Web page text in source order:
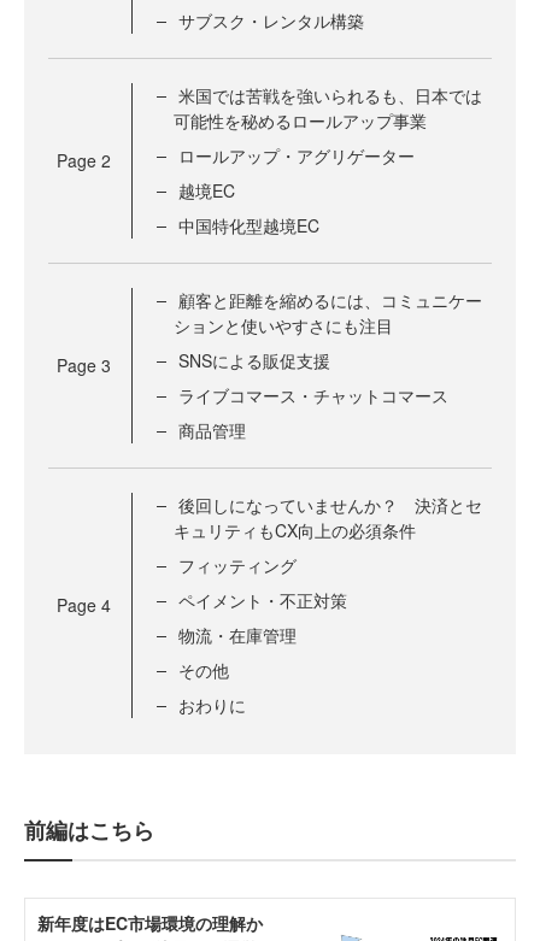
サブスク・レンタル構築
Page 2
米国では苦戦を強いられるも、日本では
可能性を秘めるロールアップ事業
ロールアップ・アグリゲーター
越境EC
中国特化型越境EC
Page 3
顧客と距離を縮めるには、コミュニケー
ションと使いやすさにも注目
SNSによる販促支援
ライブコマース・チャットコマース
商品管理
Page 4
後回しになっていませんか？ 決済とセ
キュリティもCX向上の必須条件
フィッティング
ペイメント・不正対策
物流・在庫管理
その他
おわりに
前編はこちら